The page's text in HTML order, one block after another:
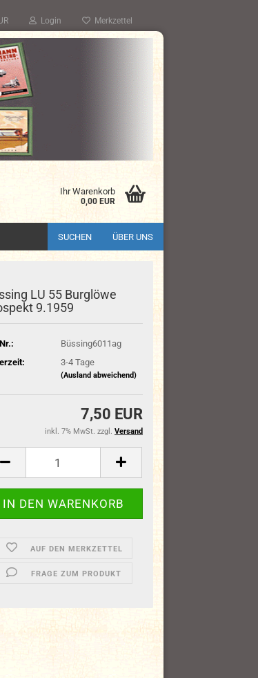
Login Merkzettel
Ihr Warenkorb
0,00 EUR
SUCHEN ÜBER UNS
LU 55 Burglöwe
9.1959
Büssing6011ag
3-4 Tage
(Ausland abweichend)
7,50 EUR
inkl. 7% MwSt. zzgl. Versand
AUF DEN MERKZETTEL
FRAGE ZUM PRODUKT